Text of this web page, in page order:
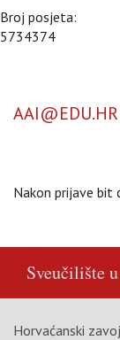
Broj posjeta:
5734374
AAI@EDU.HR
Nakon prijave bit
Sveučilište
Horvaćanski